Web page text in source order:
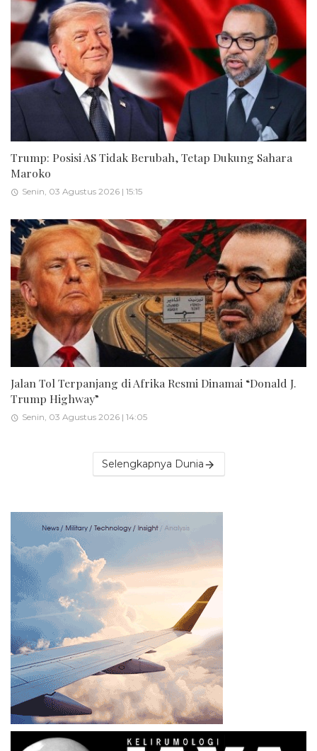
Trump: Posisi AS Tidak Berubah, Tetap Dukung Sahara
Maroko
Senin, 03 Agustus 2026 | 15:15
Jalan Tol Terpanjang di Afrika Resmi Dinamai “Donald J.
Trump Highway”
Senin, 03 Agustus 2026 | 14:05
Selengkapnya Dunia